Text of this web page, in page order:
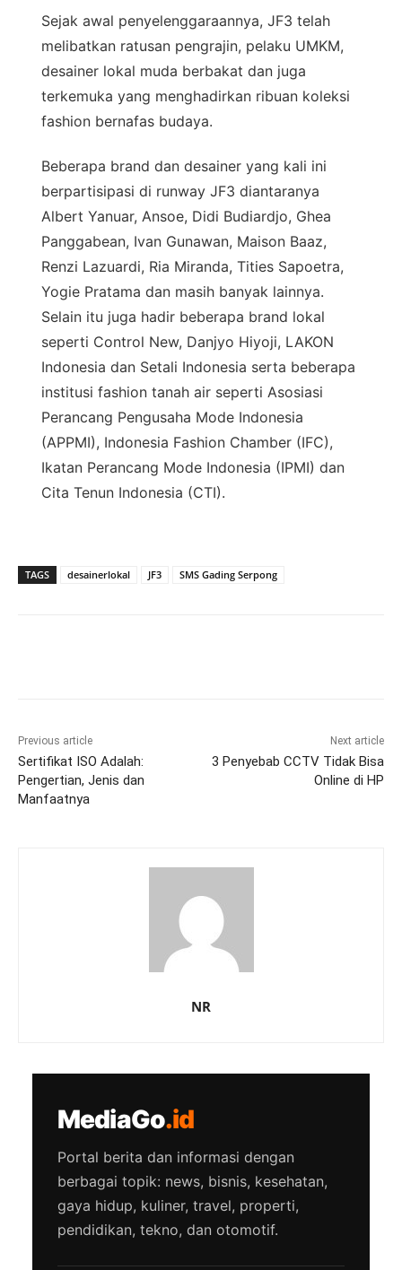
Sejak awal penyelenggaraannya, JF3 telah
melibatkan ratusan pengrajin, pelaku UMKM,
desainer lokal muda berbakat dan juga
terkemuka yang menghadirkan ribuan koleksi
fashion bernafas budaya.
Beberapa brand dan desainer yang kali ini
berpartisipasi di runway JF3 diantaranya
Albert Yanuar, Ansoe, Didi Budiardjo, Ghea
Panggabean, Ivan Gunawan, Maison Baaz,
Renzi Lazuardi, Ria Miranda, Tities Sapoetra,
Yogie Pratama dan masih banyak lainnya.
Selain itu juga hadir beberapa brand lokal
seperti Control New, Danjyo Hiyoji, LAKON
Indonesia dan Setali Indonesia serta beberapa
institusi fashion tanah air seperti Asosiasi
Perancang Pengusaha Mode Indonesia
(APPMI), Indonesia Fashion Chamber (IFC),
Ikatan Perancang Mode Indonesia (IPMI) dan
Cita Tenun Indonesia (CTI).
TAGS desainerlokal JF3 SMS Gading Serpong
Previous article
Sertifikat ISO Adalah:
Pengertian, Jenis dan
Manfaatnya
Next article
3 Penyebab CCTV Tidak Bisa
Online di HP
NR
MediaGo.id
Portal berita dan informasi dengan
berbagai topik: news, bisnis, kesehatan,
gaya hidup, kuliner, travel, properti,
pendidikan, tekno, dan otomotif.